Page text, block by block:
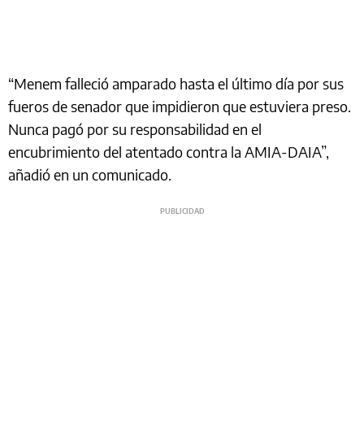
“Menem falleció amparado hasta el último día por sus
fueros de senador que impidieron que estuviera preso.
Nunca pagó por su responsabilidad en el
encubrimiento del atentado contra la AMIA-DAIA”,
añadió en un comunicado.